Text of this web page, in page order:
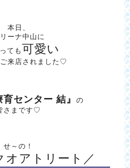
本日、
ーナ中山に
ても可愛い
来店されました♡
育センター 結』
の
さまです♡
せ～の！
オアトリート／